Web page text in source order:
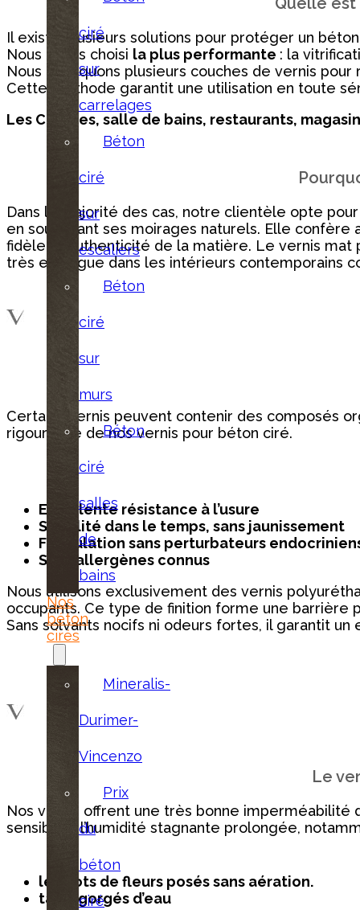
ciré
sur
carrelages
Béton
ciré
sur
escaliers
Béton
ciré
sur
murs
Béton
ciré
salles
de
bains
Nos
béton
cirés
Mineralis-
Durimer-
Vincenzo
Prix
du
béton
ciré
Il existe plusieurs solutions pour protéger un
Nous avons choisi la plus performante : la
Nous appliquons plusieurs couches de vernis
Cette méthode garantit une utilisation en toute
Les Cuisines, salle de bains, restaurants,
Dans la majorité des cas, notre clientèle opte
en soulignant ses moirages naturels. Elle
fidèle à l’authenticité de la matière. Le vernis
très en vogue dans les intérieurs contemporains
Certains vernis peuvent contenir des composés
rigoureuse de nos vernis pour béton ciré.
Excellente résistance à l’usure
Stabilité dans le temps, sans jaunissement
Formulation sans perturbateurs
Sans allergènes connus
Nous utilisons exclusivement des vernis
occupants. Ce type de finition forme une
Sans solvants nocifs ni odeurs fortes, il garantit
Le
Nos vernis offrent une très bonne
sensible à l’humidité stagnante prolongée,
les pots de fleurs posés sans aération.
tapis gorgés d’eau